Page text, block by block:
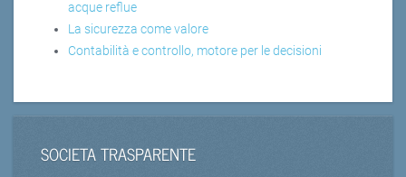
acque reflue
La sicurezza come valore
Contabilità e controllo, motore per le decisioni
SOCIETA TRASPARENTE